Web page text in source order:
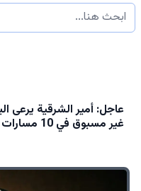
غير مسبوق في 10 مسارات ثقافية وفنية